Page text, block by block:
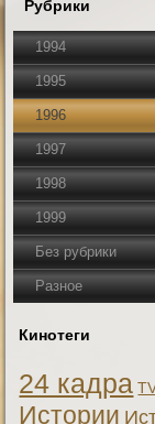
Рубрики
1994
1995
1996
1997
1998
1999
Без рубрики
Разное
Кинотеги
24 кадра
Истории